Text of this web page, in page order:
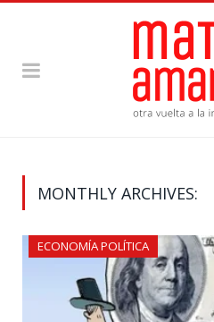
MONTHLY ARCHIVES:
ECONOMÍA POLÍTICA